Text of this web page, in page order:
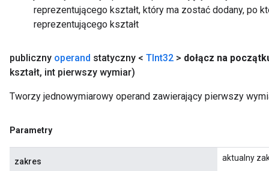
reprezentującego kształt, który ma zostać dodany, po
reprezentującego kształt
publiczny operand statyczny < TInt32 > dołącz na
kształt, int pierwszy wymiar)
Tworzy jednowymiarowy operand zawierający pierwszy
Parametry
zakres aktualny